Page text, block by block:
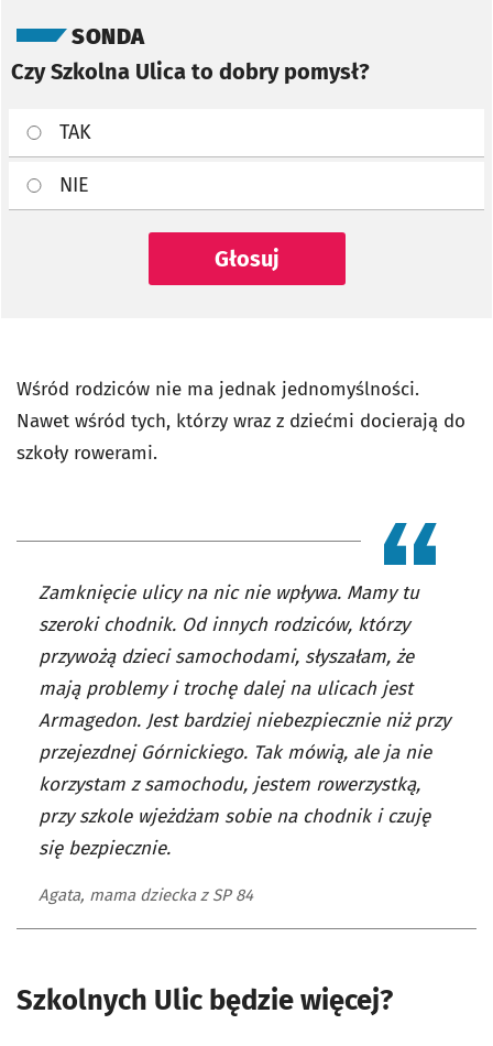
SONDA
Czy Szkolna Ulica to dobry pomysł?
TAK
NIE
Głosuj
Wśród rodziców nie ma jednak jednomyślności.
Nawet wśród tych, którzy wraz z dziećmi docierają do
szkoły rowerami.
Zamknięcie ulicy na nic nie wpływa. Mamy tu
szeroki chodnik. Od innych rodziców, którzy
przywożą dzieci samochodami, słyszałam, że
mają problemy i trochę dalej na ulicach jest
Armagedon. Jest bardziej niebezpiecznie niż przy
przejezdnej Górnickiego. Tak mówią, ale ja nie
korzystam z samochodu, jestem rowerzystką,
przy szkole wjeżdżam sobie na chodnik i czuję
się bezpiecznie.
Agata, mama dziecka z SP 84
Szkolnych Ulic będzie więcej?